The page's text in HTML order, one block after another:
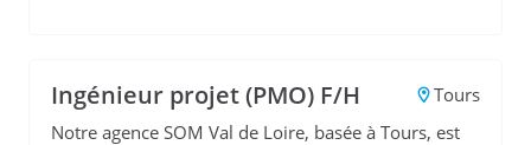
Ingénieur projet (PMO) F/H
Tours
Notre agence SOM Val de Loire, basée à Tours, est